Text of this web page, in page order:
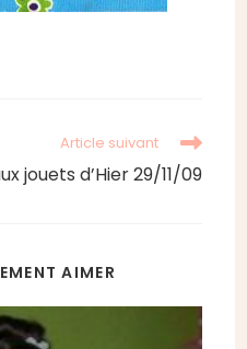
Article suivant
jouets d’Hier 29/11/09
AIMER